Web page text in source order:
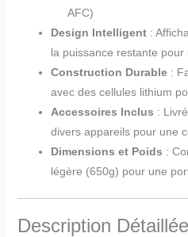
AFC)
Design Intelligent:
la puissance restante pour
Construction Durable:
avec des cellules lithium
Accessoires Inclus :
divers appareils pour une
Dimensions et Poids :
légère (650g) pour une
Description Détaillée